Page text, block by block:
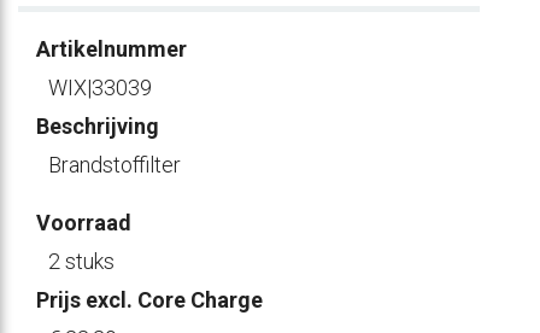
Artikelnummer
WIX|33039
Beschrijving
Brandstoffilter
Voorraad
2 stuks
Prijs excl. Core Charge